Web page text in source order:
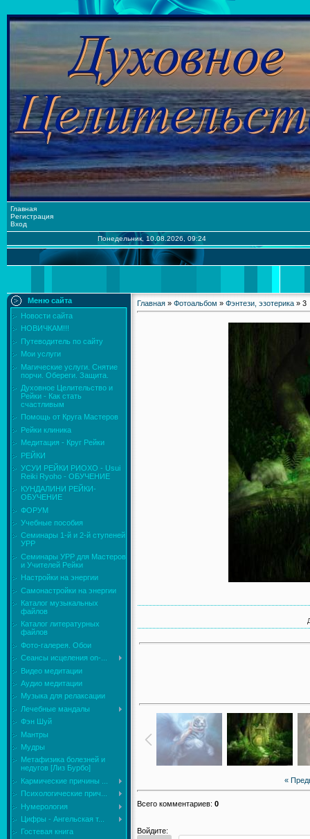
Главная
Регистрация
Вход
Понедельник, 10.08.2026, 09:24
Меню сайта
Новости сайта
НОВИЧКАМ!!!
Путеводитель по сайту
Мои услуги
Магические услуги. Снятие
порчи. Обереги. Защита.
Духовное Целительство и
Рейки - Как стать
счастливым
Помощь от Круга Мастеров
Рейки клиника
Медитация - Круг Рейки
РЕЙКИ
УСУИ РЕЙКИ РИОХО - Usui
Reiki Ryoho - ОБУЧЕНИЕ
КУНДАЛИНИ РЕЙКИ-
ОБУЧЕНИЕ
ФОРУМ
Учебные пособия
Семинары 1-й и 2-й ступеней
УРР
Семинары УРР для Мастеров
и Учителей Рейки
Настройки на энергии
Самонастройки на энергии
Каталог музыкальных
файлов
Каталог литературных
файлов
Фото-галерея. Обои
Сеансы исцеления on-...
Видео медитации
Аудио медитации
Музыка для релаксации
Лечебные мандалы
Фэн Шуй
Мантры
Мудры
Mетафизика болезней и
недугов [Лиз Бурбо]
Кармические причины ...
Психологические прич...
Нумерология
Цифры - Ангельская т...
Гостевая книга
Главная » Фотоальбом » Фэнтези, эзотерика » 3
«
Всего комментариев: 0
Войдите: